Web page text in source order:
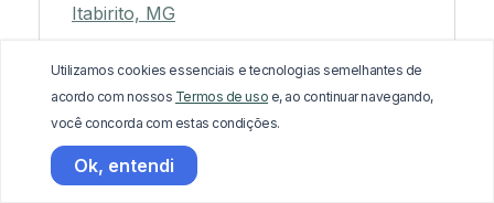
Itabirito, MG
Guidoval, MG
Catuti, MG
Estiva, MG
Itatiaiuçu, MG
Utilizamos cookies essenciais e tecnologias semelhantes de
acordo com nossos Termos de uso e, ao continuar navegando,
você concorda com estas condições.
Ok, entendi